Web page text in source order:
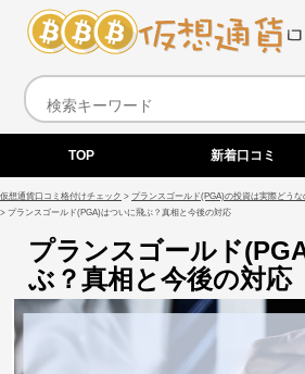
TOP 新着口コミ
仮想通貨口コミ格付けチェック > プランスゴールド(PGA)の投資は実際どう
> プランスゴールド(PGA)はついに飛ぶ？真相と今後の対応
プランスゴールド
ぶ？真相と今後の対応